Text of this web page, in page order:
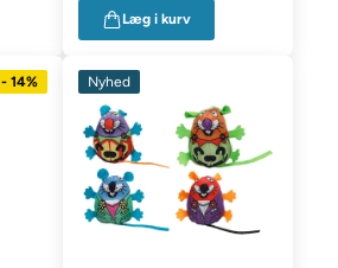
Læg i kurv
- 14% Nyhed